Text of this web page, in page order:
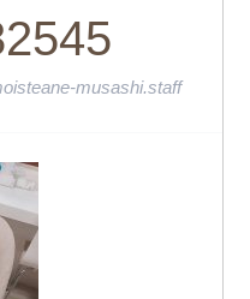
musashi.staff